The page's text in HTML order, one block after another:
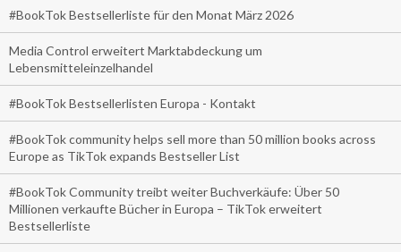
#BookTok Bestsellerliste für den Monat März 2026
Media Control erweitert Marktabdeckung um
Lebensmitteleinzelhandel
#BookTok Bestsellerlisten Europa - Kontakt
#BookTok community helps sell more than 50 million books across
Europe as TikTok expands Bestseller List
#BookTok Community treibt weiter Buchverkäufe: Über 50
Millionen verkaufte Bücher in Europa – TikTok erweitert
Bestsellerliste